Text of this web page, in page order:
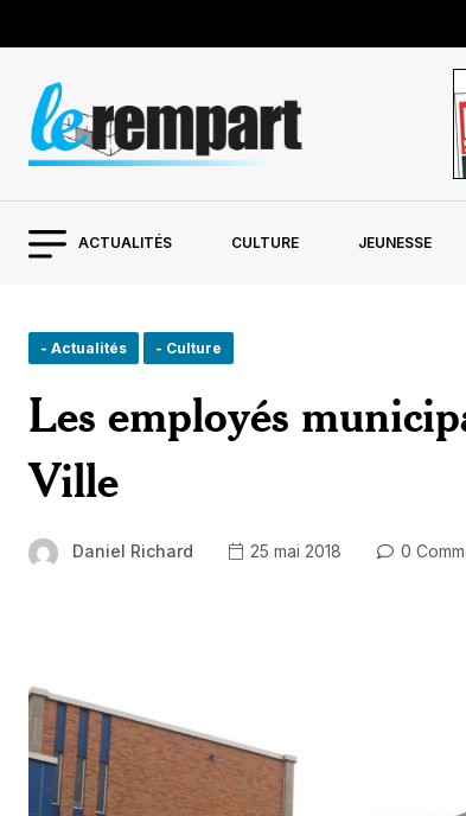
ACTUALITÉS CULTURE JEUNESSE
- Actualités - Culture
Les employés
Ville
Daniel Richard 25 mai 2018 0